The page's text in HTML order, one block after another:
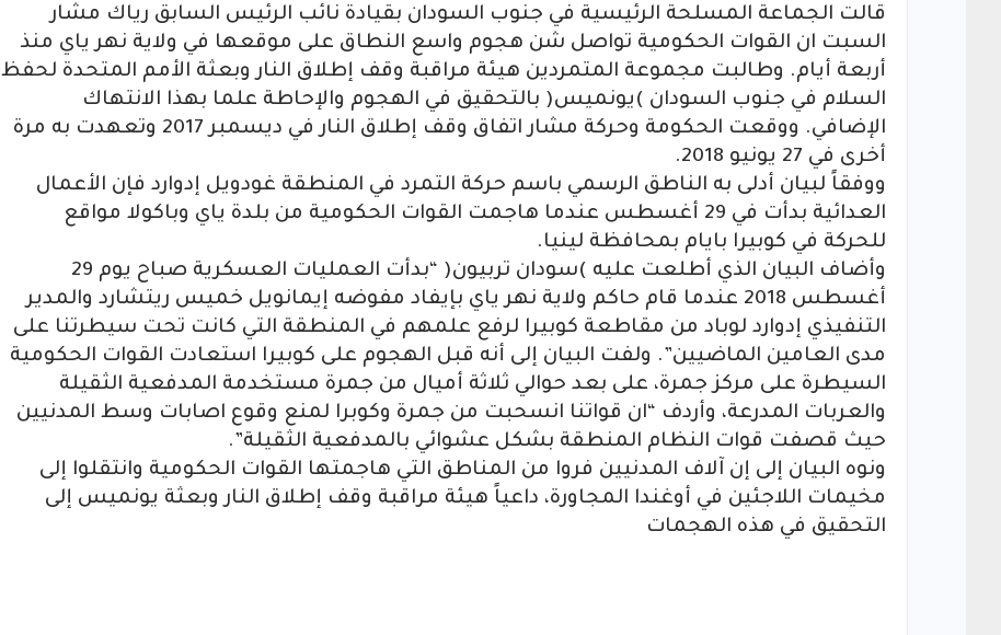
قالت الجماعة المسلحة الرئيسية في جنوب السودان بقيادة نائب الرئيس السابق رياك مشار
السبت ان القوات الحكومية تواصل شن هجوم واسع النطاق على موقعها في ولاية نهر ياي منذ
أربعة أيام. وطالبت مجموعة المتمردين هيئة مراقبة وقف إطلاق النار وبعثة الأمم المتحدة لحفظ
السلام في جنوب السودان )يونميس( بالتحقيق في الهجوم والإحاطة علما بهذا الانتهاك
الإضافي. ووقعت الحكومة وحركة مشار اتفاق وقف إطلاق النار في ديسمبر 2017 وتعهدت به مرة
أخرى في 27 يونيو 2018.
ووفقاً لبيان أدلى به الناطق الرسمي باسم حركة التمرد في المنطقة غودويل إدوارد فإن الأعمال
العدائية بدأت في 29 أغسطس عندما هاجمت القوات الحكومية من بلدة ياي وباكولا مواقع
للحركة في كوبيرا بايام بمحافظة لينيا.
وأضاف البيان الذي أطلعت عليه )سودان تربيون( “بدأت العمليات العسكرية صباح يوم 29
أغسطس 2018 عندما قام حاكم ولاية نهر ياي بإيفاد مفوضه إيمانويل خميس ريتشارد والمدير
التنفيذي إدوارد لوباد من مقاطعة كوبيرا لرفع علمهم في المنطقة التي كانت تحت سيطرتنا على
مدى العامين الماضيين”. ولفت البيان إلى أنه قبل الهجوم على كوبيرا استعادت القوات الحكومية
السيطرة على مركز جمرة، على بعد حوالي ثلاثة أميال من جمرة مستخدمة المدفعية الثقيلة
والعربات المدرعة، وأردف “ان قواتنا انسحبت من جمرة وكوبرا لمنع وقوع اصابات وسط المدنيين
حيث قصفت قوات النظام المنطقة بشكل عشوائي بالمدفعية الثقيلة”.
ونوه البيان إلى إن آلاف المدنيين فروا من المناطق التي هاجمتها القوات الحكومية وانتقلوا إلى
مخيمات اللاجئين في أوغندا المجاورة، داعياً هيئة مراقبة وقف إطلاق النار وبعثة يونميس إلى
التحقيق في هذه الهجمات